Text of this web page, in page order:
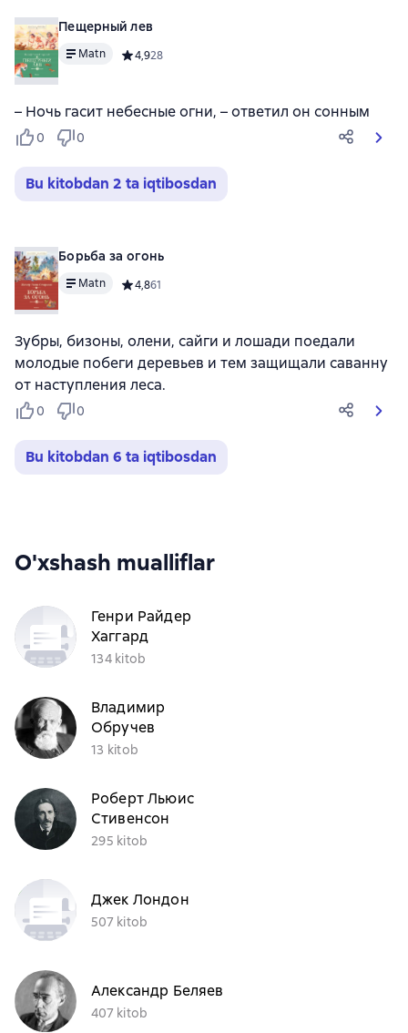
Пещерный лев
Matn Средний рейтинг 4,9 на основе 28 оценок
4,928
– Ночь гасит небесные огни, – ответил он сонным
0 0
Bu kitobdan 2 ta iqtibosdan
Борьба за огонь
Matn Средний рейтинг 4,8 на основе 61 оценок
4,861
Зубры, бизоны, олени, сайги и лошади поедали
молодые побеги деревьев и тем защищали саванну
от наступления леса.
0 0
Bu kitobdan 6 ta iqtibosdan
O'xshash mualliflar
Генри Райдер
Хаггард
134 kitob
Владимир
Обручев
13 kitob
Роберт Льюис
Стивенсон
295 kitob
Джек Лондон
507 kitob
Александр Беляев
407 kitob